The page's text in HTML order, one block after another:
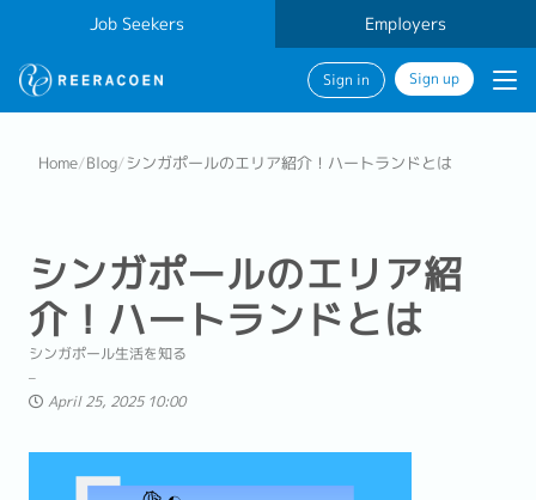
Job Seekers Employers
Sign in Sign up
Home/Blog/シンガポールのエリア紹介！ハートランドとは
シンガポールのエリア紹
介！ハートランドとは
シンガポール生活を知る
April 25, 2025 10:00